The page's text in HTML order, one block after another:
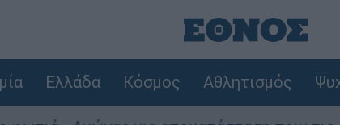
Ελλάδα Κόσμος Αθλητισμός